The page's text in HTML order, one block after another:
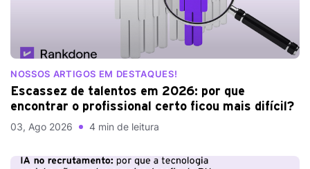
NOSSOS ARTIGOS EM DESTAQUES!
Escassez de talentos em 2026: por que
encontrar o profissional certo ficou mais difícil?
03, Ago 2026 4 min de leitura